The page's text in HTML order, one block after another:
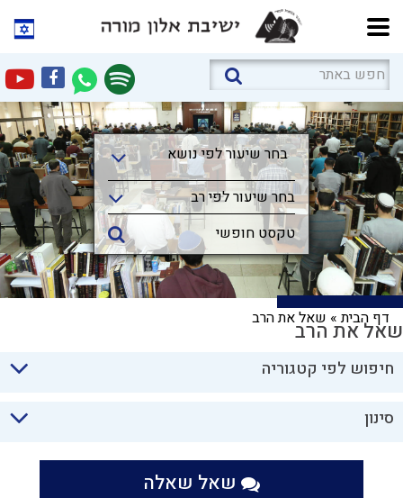
בחר שיעור לפי נושא
בחר שיעור לפי נושא
בחר שיעור לפי רב
דף הבית» שאל את הרבשאל את הרב
חיפוש לפי קטגוריה
סינון
שאל שאלה